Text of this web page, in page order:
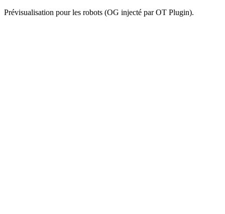
Prévisualisation pour les robots (OG injecté par OT Plugin).